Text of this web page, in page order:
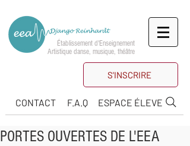
Établissement d'Enseignement
Artistique danse, musique, théâtre
S'INSCRIRE
CONTACT F.A.Q ESPACE ÉLEVE
PORTES OUVERTES DE L'EEA